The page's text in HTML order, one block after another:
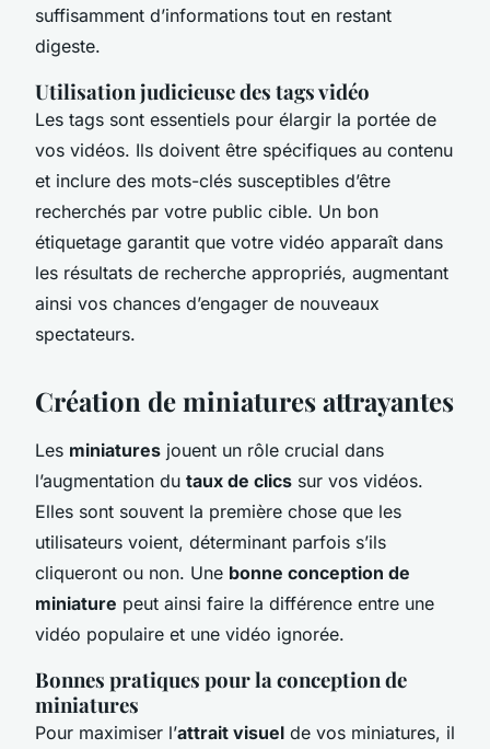
suffisamment d’informations tout en restant
digeste.
Utilisation judicieuse des tags vidéo
Les tags sont essentiels pour élargir la portée de
vos vidéos. Ils doivent être spécifiques au contenu
et inclure des mots-clés susceptibles d’être
recherchés par votre public cible. Un bon
étiquetage garantit que votre vidéo apparaît dans
les résultats de recherche appropriés, augmentant
ainsi vos chances d’engager de nouveaux
spectateurs.
Création de miniatures attrayantes
Les miniatures jouent un rôle crucial dans
l’augmentation du taux de clics sur vos vidéos.
Elles sont souvent la première chose que les
utilisateurs voient, déterminant parfois s’ils
cliqueront ou non. Une bonne conception de
miniature peut ainsi faire la différence entre une
vidéo populaire et une vidéo ignorée.
Bonnes pratiques pour la conception de
miniatures
Pour maximiser l’attrait visuel de vos miniatures, il